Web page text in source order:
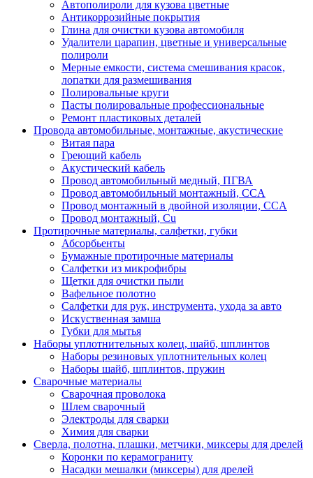
Автополироли для кузова цветные
Антикоррозийные покрытия
Глина для очистки кузова автомобиля
Удалители царапин, цветные и универсальные
полироли
Мерные емкости, система смешивания красок,
лопатки для размешивания
Полировальные круги
Пасты полировальные профессиональные
Ремонт пластиковых деталей
Провода автомобильные, монтажные, акустические
Витая пара
Греющий кабель
Акустический кабель
Провод автомобильный медный, ПГВА
Провод автомобильный монтажный, CCA
Провод монтажный в двойной изоляции, CCA
Провод монтажный, Cu
Протирочные материалы, салфетки, губки
Абсорбьенты
Бумажные протирочные материалы
Салфетки из микрофибры
Щетки для очистки пыли
Вафельное полотно
Салфетки для рук, инструмента, ухода за авто
Искуственная замша
Губки для мытья
Наборы уплотнительных колец, шайб, шплинтов
Наборы резиновых уплотнительных колец
Наборы шайб, шплинтов, пружин
Сварочные материалы
Сварочная проволока
Шлем сварочный
Электроды для сварки
Химия для сварки
Сверла, полотна, плашки, метчики, миксеры для дрелей
Коронки по керамограниту
Насадки мешалки (миксеры) для дрелей